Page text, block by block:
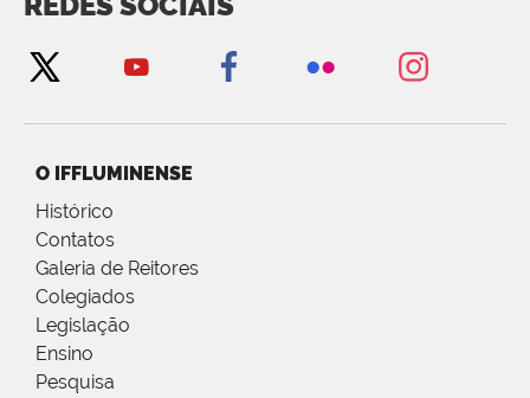
O IFFLUMINENSE
Histórico
Contatos
Galeria de Reitores
Colegiados
Legislação
Ensino
Pesquisa